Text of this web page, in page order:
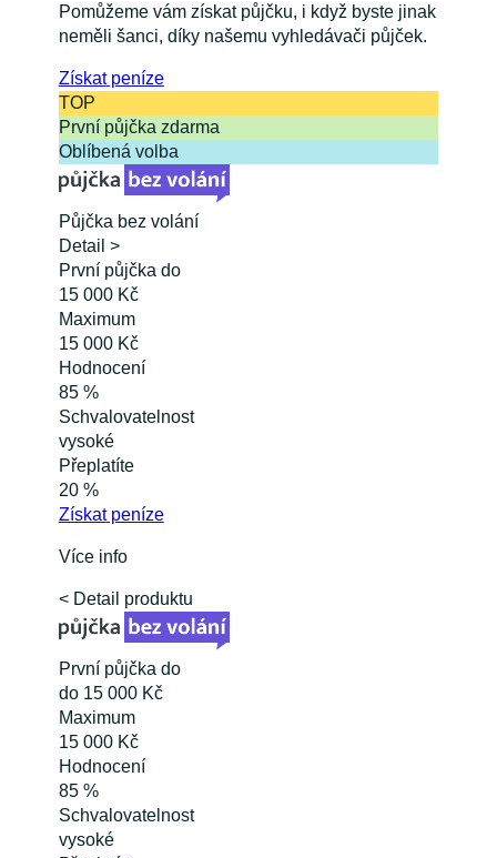
Pomůžeme vám získat půjčku, i když byste jinak
neměli šanci, díky našemu vyhledávači půjček.
Získatpeníze
TOP
První půjčka zdarma
Oblíbená volba
Půjčka bez volání
Detail >
První půjčka do
15 000 Kč
Maximum
15 000 Kč
Hodnocení
85 %
Schvalovatelnost
vysoké
Přeplatíte
20 %
Získatpeníze
Více info
< Detail produktu
První půjčka do
do 15 000 Kč
Maximum
15 000 Kč
Hodnocení
85 %
Schvalovatelnost
vysoké